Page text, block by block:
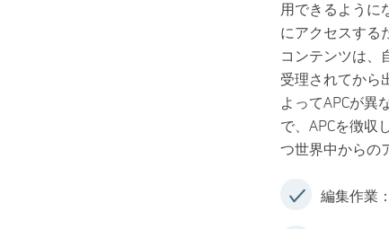
用できるように
にアクセスする
コンテンツは、
受理されてから
よってAPCが異
で、APCを徴収
つ世界中からの
編集作業